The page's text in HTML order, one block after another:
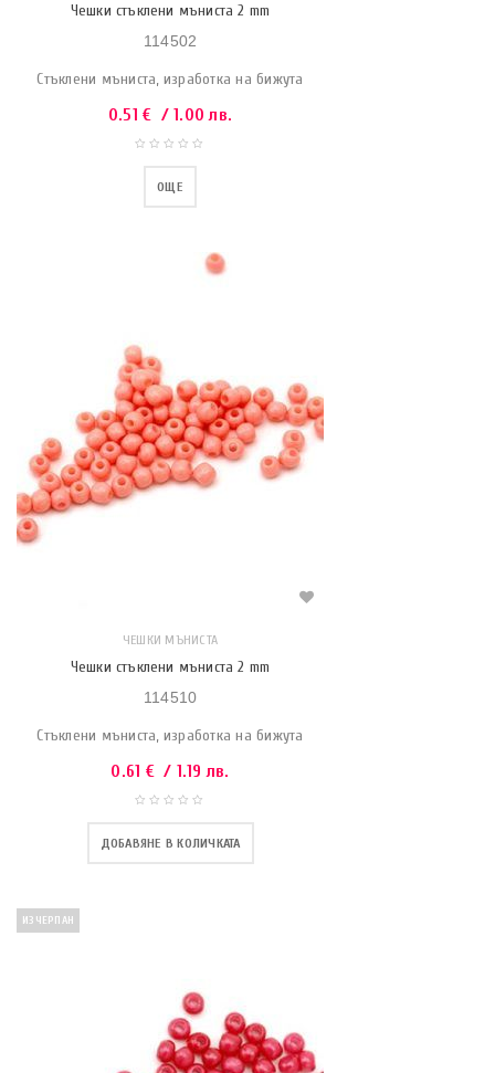
Чешки стъклени мъниста 2 mm
114502
Стъклени мъниста, изработка на бижута
0.51€ / 1.00 лв.
ОЩЕ
ЧЕШКИ МЪНИСТА
Чешки стъклени мъниста 2 mm
114510
Стъклени мъниста, изработка на бижута
0.61 € / 1.19 лв.
ДОБАВЯНЕ В КОЛИЧКАТА
ИЗЧЕРПАН